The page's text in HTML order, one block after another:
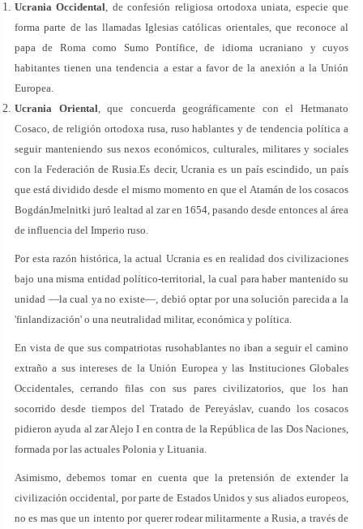
Ucrania Occidental, de confesión religiosa ortodoxa uniata, especie que
forma parte de las llamadas Iglesias católicas orientales, que reconoce al
papa de Roma como Sumo Pontífice, de idioma ucraniano y cuyos
habitantes tienen una tendencia a estar a favor de la anexión a la Unión
Europea.
Ucrania Oriental, que concuerda geográficamente con el Hetmanato
Cosaco, de religión ortodoxa rusa, ruso hablantes y de tendencia política a
seguir manteniendo sus nexos económicos, culturales, militares y sociales
con la Federación de Rusia.Es decir, Ucrania es un país escindido, un país
que está dividido desde el mismo momento en que el Atamán de los cosacos
BogdánJmelnitki juró lealtad al zar en 1654, pasando desde entonces al área
de influencia del Imperio ruso.
Por esta razón histórica, la actual Ucrania es en realidad dos civilizaciones
bajo una misma entidad político-territorial, la cual para haber mantenido su
unidad —la cual ya no existe—, debió optar por una solución parecida a la
'finlandización' o una neutralidad militar, económica y política.
En vista de que sus compatriotas rusohablantes no iban a seguir el camino
extraño a sus intereses de la Unión Europea y las Instituciones Globales
Occidentales, cerrando filas con sus pares civilizatorios, que los han
socorrido desde tiempos del Tratado de Pereyáslav, cuando los cosacos
pidieron ayuda al zar Alejo I en contra de la República de las Dos Naciones,
formada por las actuales Polonia y Lituania.
Asimismo, debemos tomar en cuenta que la pretensión de extender la
civilización occidental, por parte de Estados Unidos y sus aliados europeos,
no es mas que un intento por querer rodear militarmente a Rusia, a través de